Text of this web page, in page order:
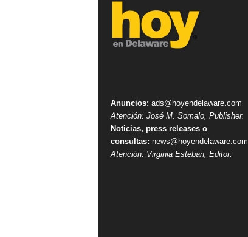
Anuncios: ads@hoyendelaware.com
Atención: José M. Somalo, Publisher.
Noticias, press releases o
consultas: news@hoyendelaware.com
Atención: Virginia Esteban, Editor.